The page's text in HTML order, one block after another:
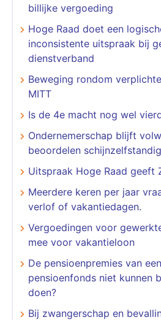
billijke vergoeding
Hoge Raad doet een
inconsistente uitspraak bij
dienstverband
Beweging rondom
MITT
Is de 4e macht nog wel
Ondernemerschap blijft
beoordelen
Uitspraak Hoge Raad geeft
Meerdere keren per jaar
verlof of vakantiedagen.
Vergoedingen voor
mee voor vakantieloon
De pensioenpremies van
pensioenfonds niet kunnen
doen?
Bij zwangerschap en